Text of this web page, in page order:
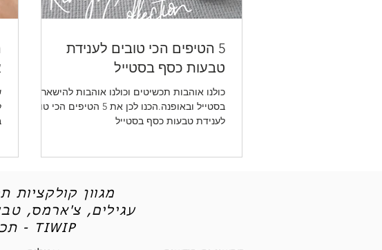
5 הטיפים הכי טובים לענידת
טבעות כסף בסטייל
כולנו אוהבות תכשיטים וכולנו אוהבות להישאר
בסטייל ובאופנה.הכנו לכן את 5 הטיפים הכי טובים
לענידת טבעות כסף בסטייל
מגוון קולקציות
עגילים, צ'ארמס,
תכשיטים שעושים אותך (עוד יותר) יפה - TIWIP